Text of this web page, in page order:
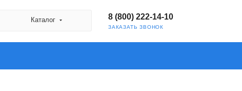
Каталог 8 (800) 222-14-10
ЗАКАЗАТЬ ЗВОНОК